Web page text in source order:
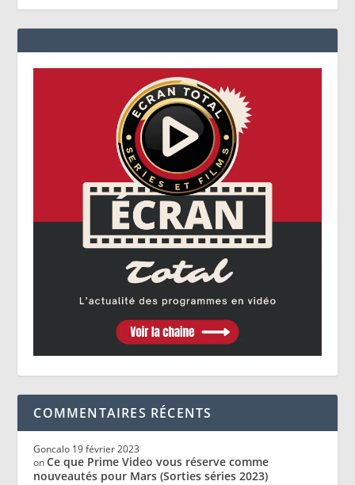
COMMENTAIRES RÉCENTS
Goncalo 19 février 2023
onCe que Prime Video vous réserve comme
nouveautés pour Mars (Sorties séries 2023)